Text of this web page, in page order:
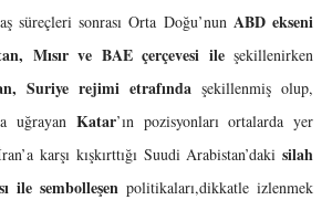
süreçleri sonrası Orta Doğu’nun ABD ekseni
Mısır ve BAE çerçevesi ileşekillenirken
Suriye rejimi etrafında şekillenmiş olup,
uğrayan Katar’ın pozisyonları ortalarda yer
karşı kışkırttığı Suudi Arabistan’daki silah
ile sembolleşen politikaları,dikkatle izlenmek